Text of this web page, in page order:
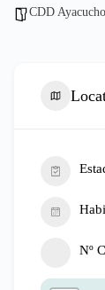
CDD Ayacucho
Nº